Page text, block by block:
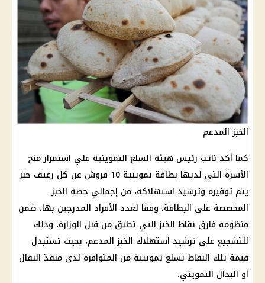
الخبز المدعم
كما أكد نائب رئيس هيئة السلع التموينية علي استمرار منح
الأسرة التي لديها بطاقة تموينية 10 قروش عن كل
رغيف خبز
يتم توفيره وترشيد استهلاكه، من إجمالي حصة الخبز
المخصصة علي البطاقة، وفقا لعدد الأفراد المدرجين بها، ضمن
منظومة فارق نقاط الخبز التي تطبق من قبل الوزارة، وذلك
للتشجيع على ترشيد استهلاك الخبز المدعم، بحيث تستبدل
قيمة تلك النقاط بسلع تموينية من المتوافرة لدى منفذ البقال
أو البدال التمويني.